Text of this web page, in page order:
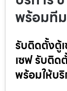
พร้อมที
รับติดตั้งตู้
เซฟ รับติด
พร้อมให้บ